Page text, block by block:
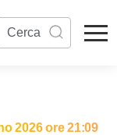
2026 ore 21:09